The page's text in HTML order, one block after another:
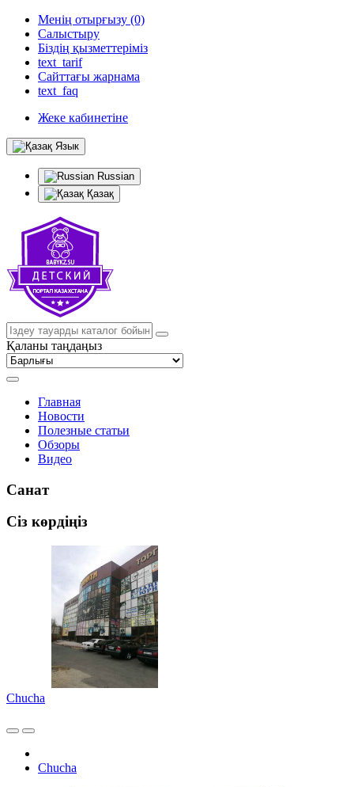
Менің отырғызу (0)
Салыстыру
Біздің қызметтеріміз
text_tarif
Сайттағы жарнама
text_faq
Жеке кабинетіне
Язык
Russian
Қазақ
Қаланы таңдаңыз
Главная
Новости
Полезные статьи
Обзоры
Видео
Санат
Сіз көрдіңіз
Chucha
Chucha